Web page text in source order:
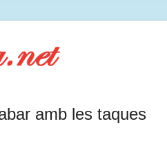
amb les taques